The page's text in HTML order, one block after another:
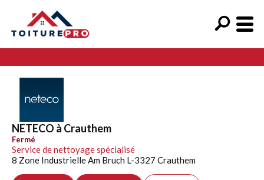
NETECO à Crauthem
Fermé
Service de nettoyage spécialisé
8 Zone Industrielle Am Bruch L-3327 Crauthem